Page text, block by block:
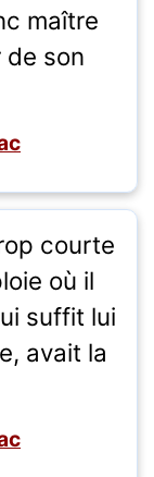
maître
de son
courte
où il
suffit lui
avait la